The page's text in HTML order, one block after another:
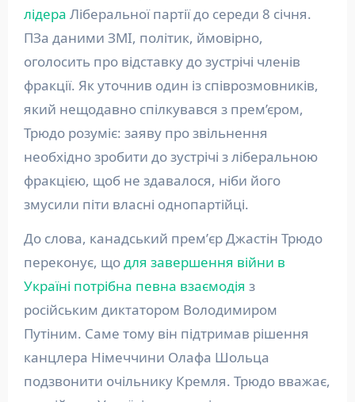
лідера Ліберальної партії до середи 8 січня.
ПЗа даними ЗМІ, політик, ймовірно,
оголосить про відставку до зустрічі членів
фракції. Як уточнив один із співрозмовників,
який нещодавно спілкувався з прем’єром,
Трюдо розуміє: заяву про звільнення
необхідно зробити до зустрічі з ліберальною
фракцією, щоб не здавалося, ніби його
змусили піти власні однопартійці.
До слова, канадський премʼєр Джастін Трюдо
переконує, щодля завершення війни в
Україні потрібна певна взаємодія з
російським диктатором Володимиром
Путіним. Саме тому він підтримав рішення
канцлера Німеччини Олафа Шольца
подзвонити очільнику Кремля. Трюдо вважає,